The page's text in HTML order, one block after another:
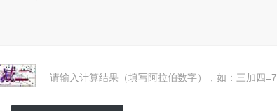
请输入计算结果（填写阿拉伯数字），如：三加四=7